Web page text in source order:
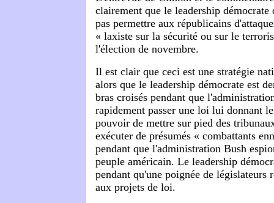
clairement que le leadership démocrate
pas permettre aux républicains
« laxiste sur la sécurité ou sur le
l'élection de novembre.
Il est clair que ceci est une stratégie
alors que le leadership démocrate est
bras croisés pendant que
rapidement passer une loi lui donnant
pouvoir de mettre sur pied des
exécuter de présumés « combattants
pendant que l'administration Bush
peuple américain. Le leadership
pendant qu'une poignée de législateurs
aux projets de loi.